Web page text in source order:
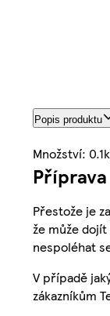
Popis produktu
Množství:
Přestože je
že může
nespoléhat
V případě
zákazníkům